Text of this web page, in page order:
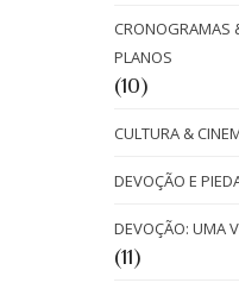
CRONOGRAMAS
PLANOS
(10)
CULTURA &
DEVOÇÃO E
DEVOÇÃO: UMA
(11)